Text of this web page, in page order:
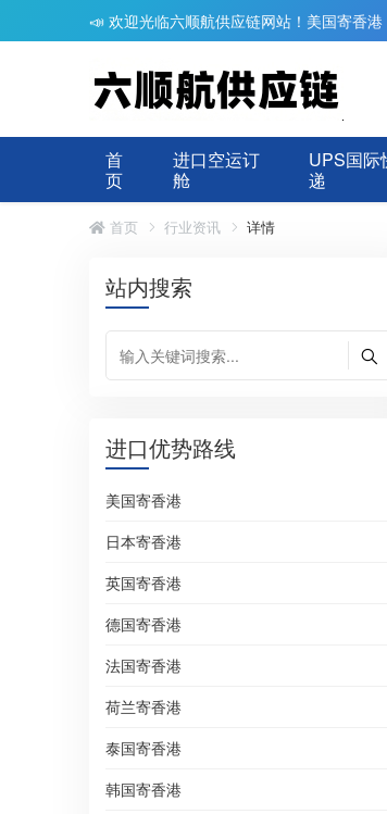
📣 欢迎光临六顺航供应链网站！美国寄香
首
页
进口空运订
舱
UPS国际
递
首页 行业资讯 详情
站内搜索
进口优势路线
美国寄香港
日本寄香港
英国寄香港
德国寄香港
法国寄香港
荷兰寄香港
泰国寄香港
韩国寄香港